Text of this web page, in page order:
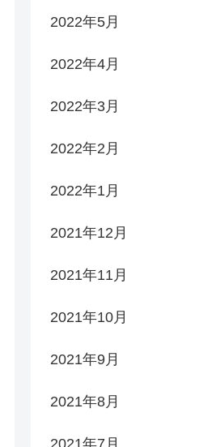
2022年5月
2022年4月
2022年3月
2022年2月
2022年1月
2021年12月
2021年11月
2021年10月
2021年9月
2021年8月
2021年7月